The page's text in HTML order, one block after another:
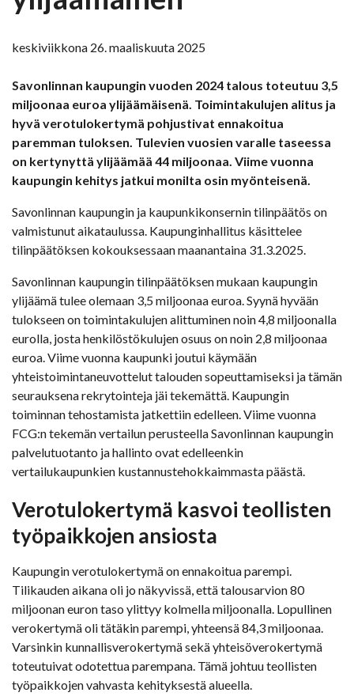
keskiviikkona 26. maaliskuuta 2025
Savonlinnan kaupungin vuoden 2024 talous toteutuu 3,5
miljoonaa euroa ylijäämäisenä. Toimintakulujen alitus ja
hyvä verotulokertymä pohjustivat ennakoitua
paremman tuloksen. Tulevien vuosien varalle taseessa
on kertynyttä ylijäämää 44 miljoonaa. Viime vuonna
kaupungin kehitys jatkui monilta osin myönteisenä.
Savonlinnan kaupungin ja kaupunkikonsernin tilinpäätös on
valmistunut aikataulussa. Kaupunginhallitus käsittelee
tilinpäätöksen kokouksessaan maanantaina 31.3.2025.
Savonlinnan kaupungin tilinpäätöksen mukaan kaupungin
ylijäämä tulee olemaan 3,5 miljoonaa euroa. Syynä hyvään
tulokseen on toimintakulujen alittuminen noin 4,8 miljoonalla
eurolla, josta henkilöstökulujen osuus on noin 2,8 miljoonaa
euroa. Viime vuonna kaupunki joutui käymään
yhteistoimintaneuvottelut talouden sopeuttamiseksi ja tämän
seurauksena rekrytointeja jäi tekemättä. Kaupungin
toiminnan tehostamista jatkettiin edelleen. Viime vuonna
FCG:n tekemän vertailun perusteella Savonlinnan kaupungin
palvelutuotanto ja hallinto ovat edelleenkin
vertailukaupunkien kustannustehokkaimmasta päästä.
Verotulokertymä kasvoi teollisten
työpaikkojen ansiosta
Kaupungin verotulokertymä on ennakoitua parempi.
Tilikauden aikana oli jo näkyvissä, että talousarvion 80
miljoonan euron taso ylittyy kolmella miljoonalla. Lopullinen
verokertymä oli tätäkin parempi, yhteensä 84,3 miljoonaa.
Varsinkin kunnallisverokertymä sekä yhteisöverokertymä
toteutuivat odotettua parempana. Tämä johtuu teollisten
työpaikkojen vahvasta kehityksestä alueella.